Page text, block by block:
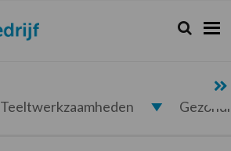
Zoeken...
Zoek
Teeltwerkzaamheden